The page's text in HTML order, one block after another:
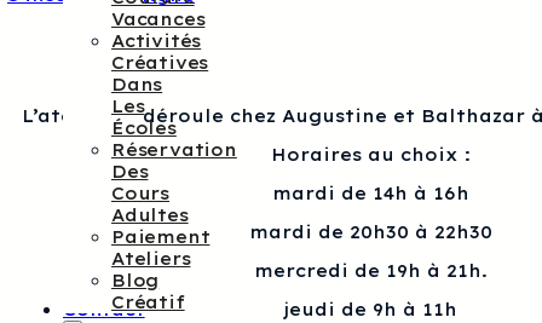
Vacances
Activités
Créatives
Dans
Les
Écoles
Réservation
Des
Cours
Adultes
Paiement
Ateliers
Blog
Créatif
Contact
L’atelier se déroule chez Augustine et Balthazar
Horaires au choix :
mardi de 14h à 16h
mardi de 20h30 à 22h30
mercredi de 19h à 21h.
jeudi de 9h à 11h